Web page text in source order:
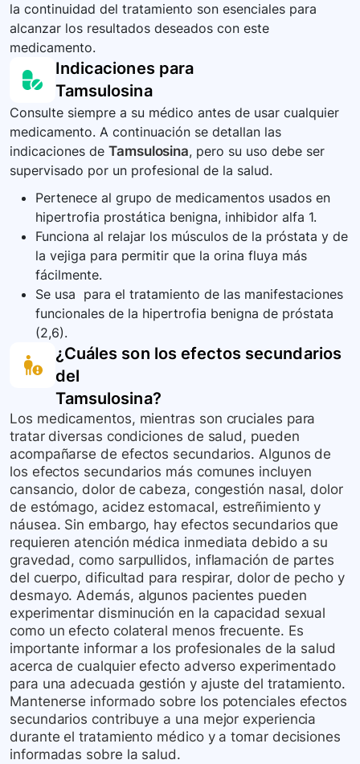
la continuidad del tratamiento son esenciales para
alcanzar los resultados deseados con este
medicamento.
Indicaciones para
Tamsulosina
Consulte siempre a su médico antes de usar cualquier
medicamento. A continuación se detallan las
indicaciones de Tamsulosina, pero su uso debe ser
supervisado por un profesional de la salud.
Pertenece al grupo de medicamentos usados en
hipertrofia prostática benigna, inhibidor alfa 1.
Funciona al relajar los músculos de la próstata y de
la vejiga para permitir que la orina fluya más
fácilmente.
Se usa para el tratamiento de las manifestaciones
funcionales de la hipertrofia benigna de próstata
(2,6).
¿Cuáles son los efectos secundarios
del
Tamsulosina?
Los medicamentos, mientras son cruciales para
tratar diversas condiciones de salud, pueden
acompañarse de efectos secundarios. Algunos de
los efectos secundarios más comunes incluyen
cansancio, dolor de cabeza, congestión nasal, dolor
de estómago, acidez estomacal, estreñimiento y
náusea. Sin embargo, hay efectos secundarios que
requieren atención médica inmediata debido a su
gravedad, como sarpullidos, inflamación de partes
del cuerpo, dificultad para respirar, dolor de pecho y
desmayo. Además, algunos pacientes pueden
experimentar disminución en la capacidad sexual
como un efecto colateral menos frecuente. Es
importante informar a los profesionales de la salud
acerca de cualquier efecto adverso experimentado
para una adecuada gestión y ajuste del tratamiento.
Mantenerse informado sobre los potenciales efectos
secundarios contribuye a una mejor experiencia
durante el tratamiento médico y a tomar decisiones
informadas sobre la salud.